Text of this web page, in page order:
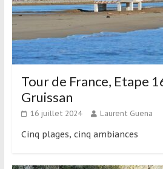
Tour de France, Etape
Gruissan
16 juillet 2024 Laurent Guena
Cinq plages, cinq ambiances